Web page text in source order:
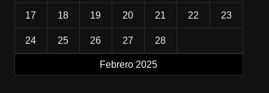
Febrero 2025
17 18 19 20 21 22 23
24 25 26 27 28